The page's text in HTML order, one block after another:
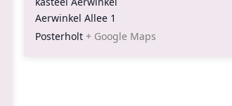
Aerwinkel Allee 1
Posterholt + Google Maps